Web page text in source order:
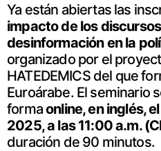
Ya están abiertas las
impacto de los
desinformación en la
organizado por el
HATEDEMICS del que
Euroárabe. El seminario
formaonline, en inglés,
2025, a las 11:00 a.m.
duración de 90 minutos.